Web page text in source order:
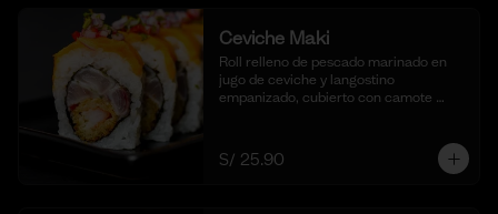
Ceviche Maki
Roll relleno de pescado marinado en
jugo de ceviche y langostino
empanizado, cubierto con camote
S/ 25.90